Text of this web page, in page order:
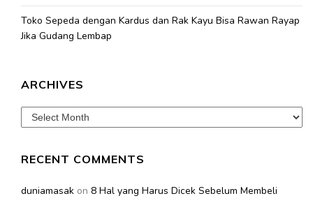
Toko Sepeda dengan Kardus dan Rak Kayu Bisa Rawan Rayap
Jika Gudang Lembap
ARCHIVES
Archives
RECENT COMMENTS
duniamasak on 8 Hal yang Harus Dicek Sebelum Membeli